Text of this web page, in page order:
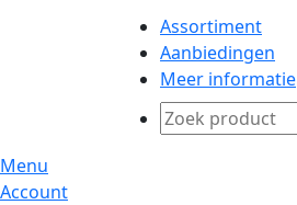
Assortiment
Aanbiedingen
Meer informatie
Menu
Account